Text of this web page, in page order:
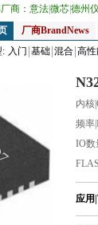
商： 意法微芯德州
厂商BrandNews
: 入门 基础 混合 高
内核
频率
IO数
应用